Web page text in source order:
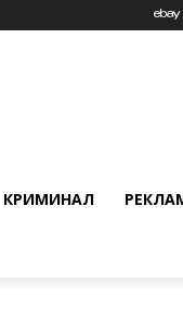
КРИМИНАЛ